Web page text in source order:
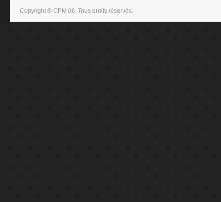
Copyright © CPM 06. Tous droits réservés.